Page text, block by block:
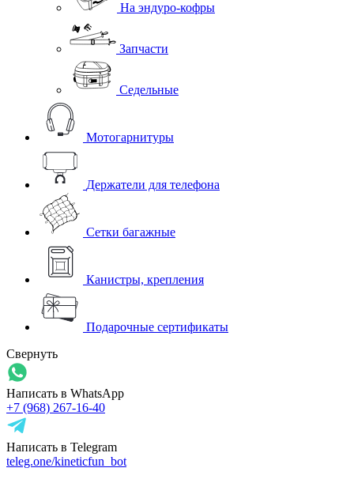
На эндуро-кофры
Запчасти
Седельные
Мотогарнитуры
Держатели для телефона
Сетки багажные
Канистры, крепления
Подарочные сертификаты
Свернуть
Написать в WhatsApp
+7 (968) 267-16-40
Написать в Telegram
teleg.one/kineticfun_bot